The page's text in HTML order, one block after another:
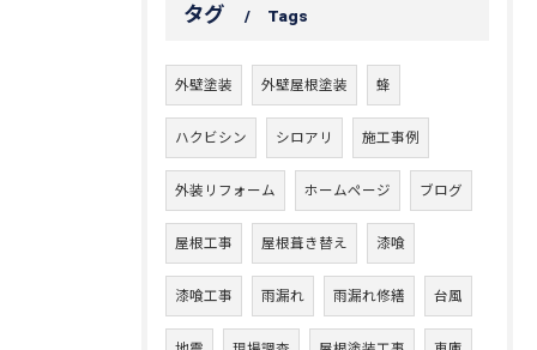
タグ Tags
外壁塗装 外壁屋根塗装 蜂
ハクビシン シロアリ 施工事例
外装リフォーム ホームページ ブログ
屋根工事 屋根葺き替え 漆喰
漆喰工事 雨漏れ 雨漏れ修繕 台風